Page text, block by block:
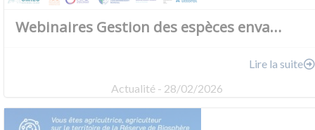
Webinaires Gestion des espèces enva…
Lire la suite
Actualité - 28/02/2026